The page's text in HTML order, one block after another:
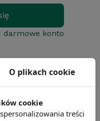
darmowe konto
O plikach cookie
cookie
treści